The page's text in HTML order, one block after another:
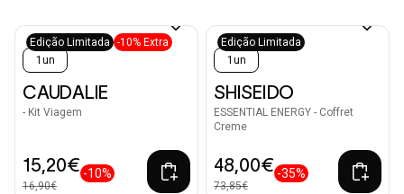
Edição Limitada
-10% Extra
1un
CAUDALIE
- Kit Viagem
15,20€
16,90€
-10%
Edição Limitada
1un
SHISEIDO
ESSENTIAL ENERGY - Coffret
Creme
48,00€
73,85€
-35%